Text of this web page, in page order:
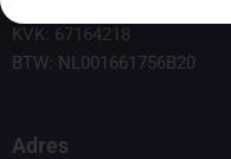
KVK: 67164218
BTW: NL001661756B20
Adres